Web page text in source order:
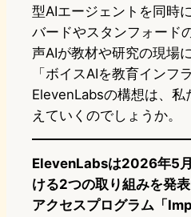
型AIエージェントを同時
バードやスタンフォード
声AIが教材や研究の現場
「ボイスAIを教育インフ
ElevenLabsの構想は、
えていくのでしょうか。
ElevenLabsは2026年5
ける2つの取り組みを発
アクセスプログラム「